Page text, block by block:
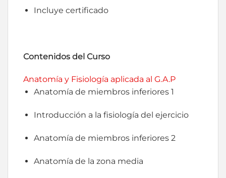
Incluye certificado
Contenidos del Curso
Anatomía y Fisiología aplicada al G.A.P
Anatomía de miembros inferiores 1
Introducción a la fisiología del ejercicio
Anatomía de miembros inferiores 2
Anatomía de la zona media